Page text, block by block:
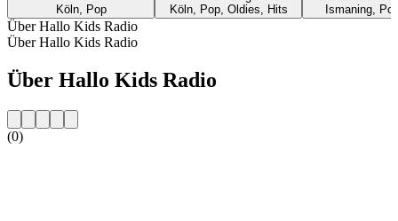
Köln, Pop
Köln, Pop, Oldies, Hits
Ismaning,
Über Hallo Kids Radio
Über Hallo Kids Radio
Über Hallo Kids Radio
(0)